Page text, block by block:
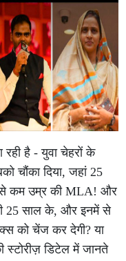
रही है - युवा चेहरों के
चौंका दिया, जहां 25
कम उम्र की MLA! और
25 साल के, और इनमें से
को चेंज कर देगी? या
स्टोरीज़ डिटेल में जानते